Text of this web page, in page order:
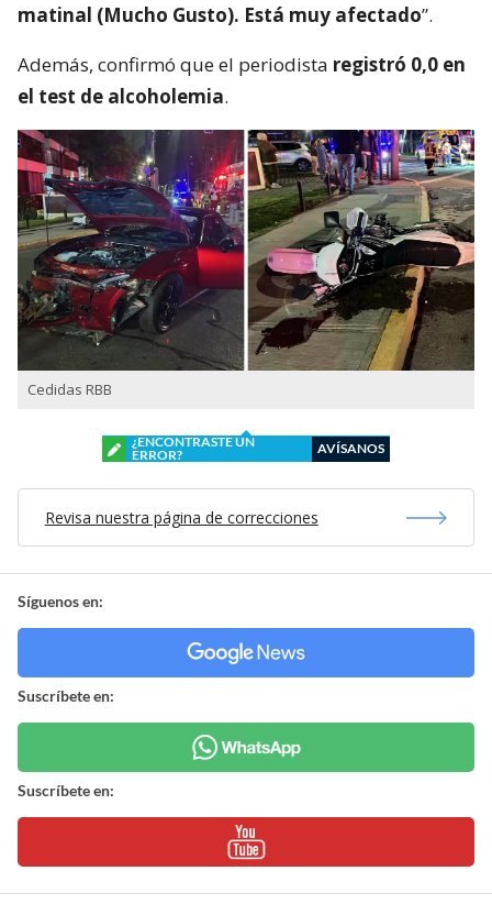
matinal (Mucho Gusto). Está muy afectado”.
Además, confirmó que el periodista registró 0,0 en
el test de alcoholemia.
Cedidas RBB
¿ENCONTRASTE UN
ERROR?
AVÍSANOS
Revisa nuestra página de correcciones
Síguenos en:
Suscríbete en:
Suscríbete en: